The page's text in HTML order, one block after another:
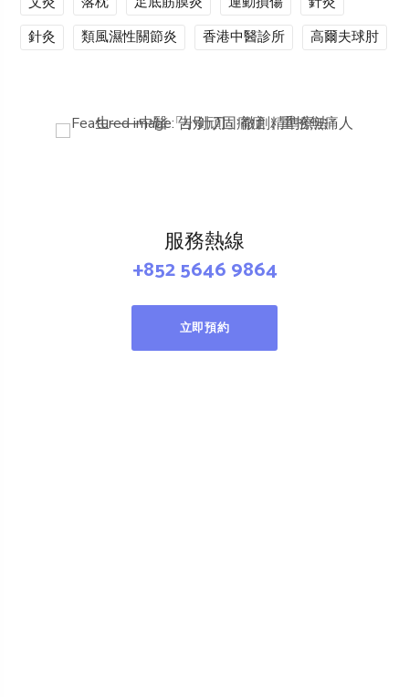
針灸
類風濕性關節炎 香港中醫診所 高爾夫球肘
服務熱線
+852 5646 9864
立即預約